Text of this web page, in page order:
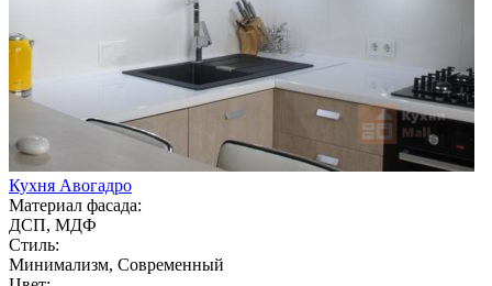
Кухня Авогадро
Материал фасада:
ДСП, МДФ
Стиль:
Минимализм, Современный